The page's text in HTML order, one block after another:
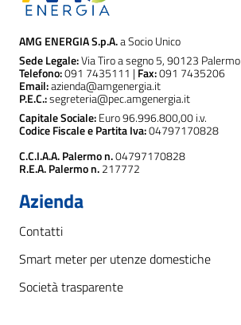
AMG ENERGIA S.p.A.a Socio Unico
Sede Legale:Via Tiro a segno 5, 90123 Palermo
Telefono:091 7435111 | Fax:091 7435206
Email:azienda@amgenergia.it
P.E.C.:segreteria@pec.amgenergia.it
Capitale Sociale:Euro 96.996.800,00 i.v.
Codice Fiscale e Partita Iva:04797170828
C.C.I.A.A. Palermo n.04797170828
R.E.A. Palermo n.217772
Azienda
Contatti
Smart meter per utenze domestiche
Società trasparente